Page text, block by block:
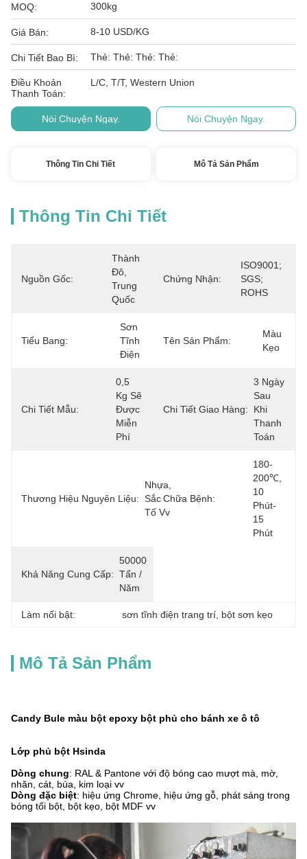
MOQ: 300kg
Giá Bán: 8-10 USD/KG
Chi Tiết Bao Bì: Thẻ: Thẻ: Thẻ: Thẻ:
Điều Khoản
Thanh Toán:
L/C, T/T, Western Union
Nói Chuyện Ngay. Nói Chuyện Ngay.
Thông Tin Chi Tiết Mô Tả Sản Phẩm
Thông Tin Chi Tiết
Nguồn Gốc:
Thành
Đô,
Trung
Quốc
Chứng Nhận:
ISO9001;
SGS;
ROHS
Tiểu Bang:
Sơn
Tĩnh
Điện
Tên Sản Phẩm:
Màu
Kẹo
Chi Tiết Mẫu:
0,5
Kg Sẽ
Được
Miễn
Phí
Chi Tiết Giao Hàng:
3 Ngày
Sau
Khi
Thanh
Toán
Thương Hiệu Nguyên Liệu:
Nhựa,
Sắc
Tố Vv
Chữa Bệnh:
180-
200℃,
10
Phút-
15
Phút
Khả Năng Cung Cấp:
50000
Tấn /
Năm
Làm nổi bật: sơn tĩnh điện trang trí bột sơn kẹo
Mô Tả Sản Phẩm
Candy Bule màu bột epoxy bột phủ cho bánh xe ô tô
Lớp phủ bột Hsinda
Dòng chung: RAL & Pantone với độ bóng cao mượt mà, mờ,
nhăn, cát, búa, kim loại vv
Dòng đặc biệt: hiệu ứng Chrome, hiệu ứng gỗ, phát sáng trong
bóng tối bột, bột kẹo, bột MDF vv